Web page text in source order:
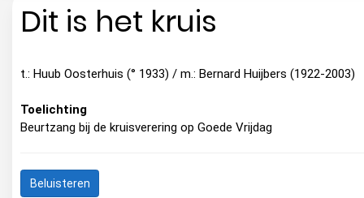
Dit is het kruis
t.: Huub Oosterhuis (° 1933) / m.: Bernard Huijbers (1922-2003)
Toelichting
Beurtzang bij de kruisverering op Goede Vrijdag
Beluisteren